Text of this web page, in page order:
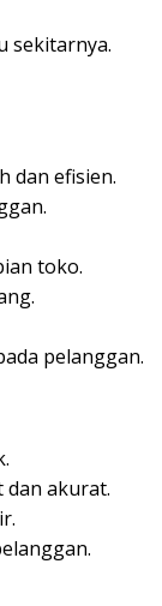
sekitarnya.
dan efisien.
toko.
pelanggan.
dan akurat.